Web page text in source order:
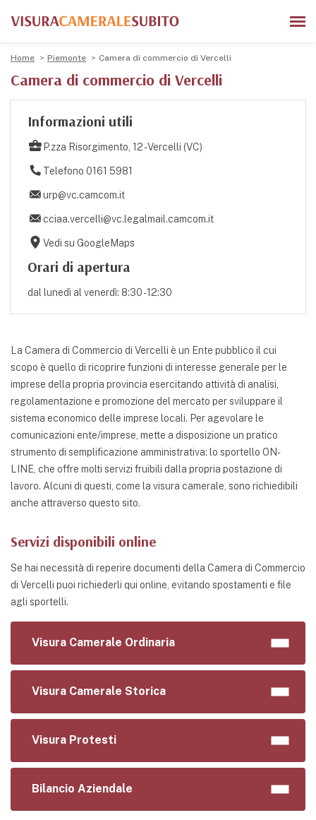
Home Piemonte Camera di commercio di Vercelli
Camera di commercio di Vercelli
Informazioni utili
P.zza Risorgimento, 12 - Vercelli (VC)
Telefono 0161 5981
urp@vc.camcom.it
cciaa.vercelli@vc.legalmail.camcom.it
Vedi su GoogleMaps
Orari di apertura
dal lunedì al venerdì: 8:30 - 12:30
La Camera di Commercio di Vercelli è un Ente pubblico il cui
scopo è quello di ricoprire funzioni di interesse generale per le
imprese della propria provincia esercitando attività di analisi,
regolamentazione e promozione del mercato per sviluppare il
sistema economico delle imprese locali. Per agevolare le
comunicazioni ente/imprese, mette a disposizione un pratico
strumento di semplificazione amministrativa: lo sportello ON-
LINE, che offre molti servizi fruibili dalla propria postazione di
lavoro. Alcuni di questi, come la visura camerale, sono richiedibili
anche attraverso questo sito.
Servizi disponibili online
Se hai necessità di reperire documenti della Camera di Commercio
di Vercelli puoi richiederli qui online, evitando spostamenti e file
agli sportelli.
Visura Camerale Ordinaria
Visura Camerale Storica
Visura Protesti
Bilancio Aziendale